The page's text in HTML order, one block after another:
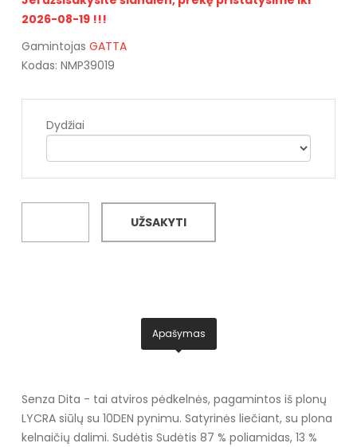
2026-08-19 !!!
Gamintojas GATTA
Kodas: NMP39019
Dydžiai
UŽSAKYTI
Apašymas
Senza Dita - tai atviros pėdkelnės, pagamintos iš plonų
LYCRA siūlų su 10DEN pynimu. Satyrinės liečiant, su plona
kelnaičių dalimi. Sudėtis Sudėtis 87 % poliamidas, 13 %